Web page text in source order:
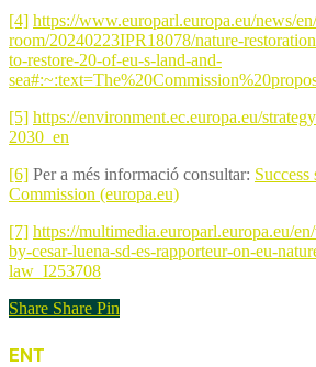
[4] https://www.europarl.europa.eu/news/
room/20240223IPR18078/nature-
to-restore-20-of-eu-s-land-and-
[5] https://environment.ec.europa.eu/
2030_en
[6] Per a més informació consultar: Success
Commission (europa.eu)
[7] https://multimedia.europarl.europa.eu/
by-cesar-luena-sd-es-rapporteur-on-eu-
law_I253708
Share Share Pin
ENT